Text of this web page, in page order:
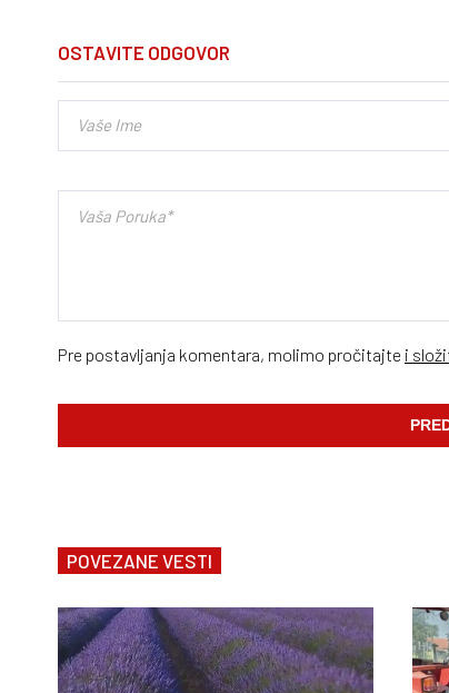
OSTAVITE ODGOVOR
Pre postavljanja komentara, molimo pročitajte i
POVEZANE VESTI